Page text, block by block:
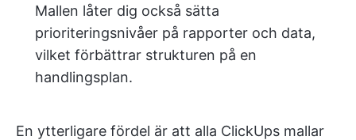
Mallen låter dig också sätta
prioriteringsnivåer på rapporter och data,
vilket förbättrar strukturen på en
handlingsplan.
En ytterligare fördel är att alla ClickUps mallar